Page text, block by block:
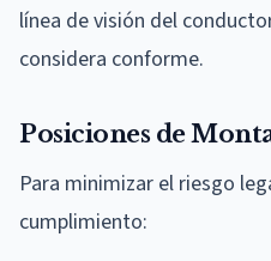
línea de visión del
considera conforme.
Posiciones de
Para minimizar el riesgo
cumplimiento: